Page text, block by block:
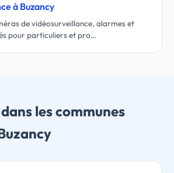
à Buzancy
de vidéosurveillance, alarmes et
pour particuliers et pro…
les communes